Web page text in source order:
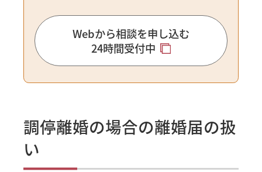
Webから相談を申し込む
24時間受付中
調停離婚の場合の離婚届の扱
い